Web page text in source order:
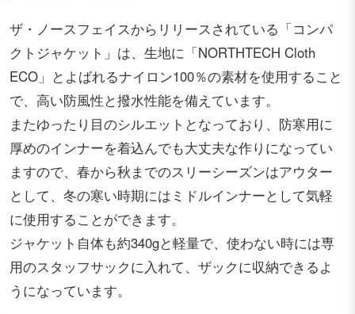
ザ・ノースフェイスからリリースされている「コンパ
クトジャケット」は、生地に「NORTHTECH Cloth
ECO」とよばれるナイロン100％の素材を使用すること
で、高い防風性と撥水性能を備えています。
またゆったり目のシルエットとなっており、防寒用に
厚めのインナーを着込んでも大丈夫な作りになってい
ますので、春から秋までのスリーシーズンはアウター
として、冬の寒い時期にはミドルインナーとして気軽
に使用することができます。
ジャケット自体も約340gと軽量で、使わない時には専
用のスタッフサックに入れて、ザックに収納できるよ
うになっています。